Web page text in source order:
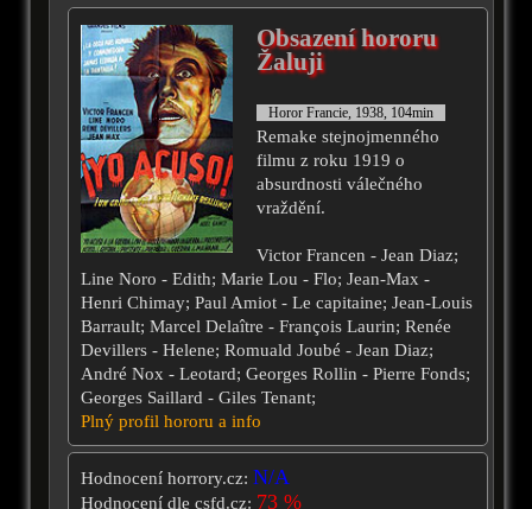
Obsazení hororu
Žaluji
Horor Francie, 1938, 104min
Remake stejnojmenného
filmu z roku 1919 o
absurdnosti válečného
vraždění.
Victor Francen - Jean Diaz;
Line Noro - Edith; Marie Lou - Flo; Jean-Max -
Henri Chimay; Paul Amiot - Le capitaine; Jean-Louis
Barrault; Marcel Delaître - François Laurin; Renée
Devillers - Helene; Romuald Joubé - Jean Diaz;
André Nox - Leotard; Georges Rollin - Pierre Fonds;
Georges Saillard - Giles Tenant;
Plný profil hororu a info
Hodnocení horrory.cz: N/A
Hodnocení dle csfd.cz: 73 %